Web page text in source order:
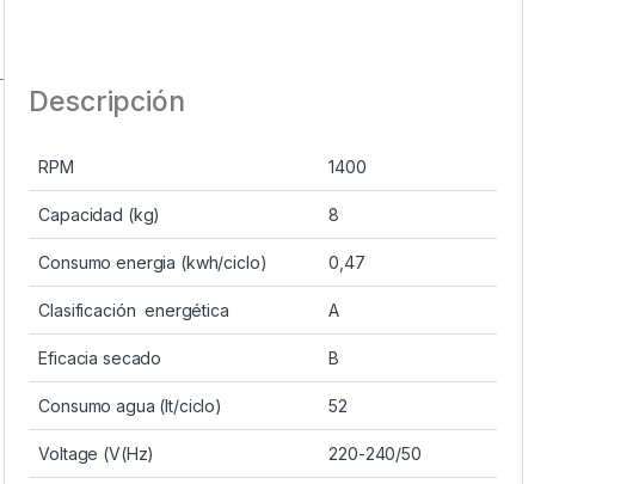
Descripción
RPM 1400
Capacidad (kg) 8
Consumo energia (kwh/ciclo) 0,47
Clasificación energética A
Eficacia secado B
Consumo agua (lt/ciclo) 52
Voltage (V(Hz) 220-240/50